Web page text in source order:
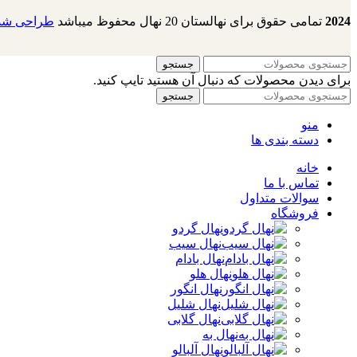
2024 تمامی حقوق برای نهالستان 20 نهال محفوظ میباشد طراحی
جستجو
برای دیدن محصولات که دنبال آن هستید تایپ کنید.
جستجو
منو
دسته بندی ها
خانه
تماس با ما
سوالات متداول
فروشگاه
نهال گردو
نهال سیب
نهال بادام
نهال هلو
نهال انگور
نهال شلیل
نهال گلابی
نهال به
نهال آلبالو